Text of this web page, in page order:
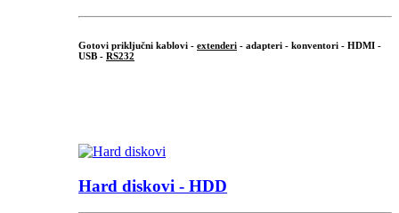
Gotovi priključni kablovi - extenderi - adapteri - konventori - HDMI -
USB - RS232
Hard diskovi - HDD